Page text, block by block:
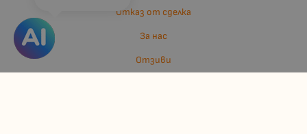
Отказ от сделка
За нас
Отзиви